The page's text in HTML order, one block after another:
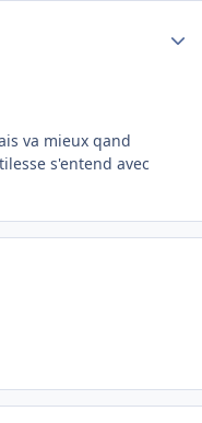
va mieux qand
s'entend avec